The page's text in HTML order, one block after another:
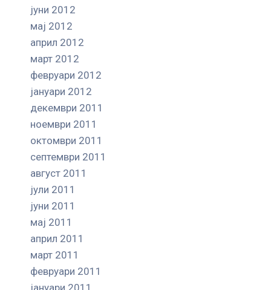
јуни 2012
мај 2012
април 2012
март 2012
февруари 2012
јануари 2012
декември 2011
ноември 2011
октомври 2011
септември 2011
август 2011
јули 2011
јуни 2011
мај 2011
април 2011
март 2011
февруари 2011
јануари 2011